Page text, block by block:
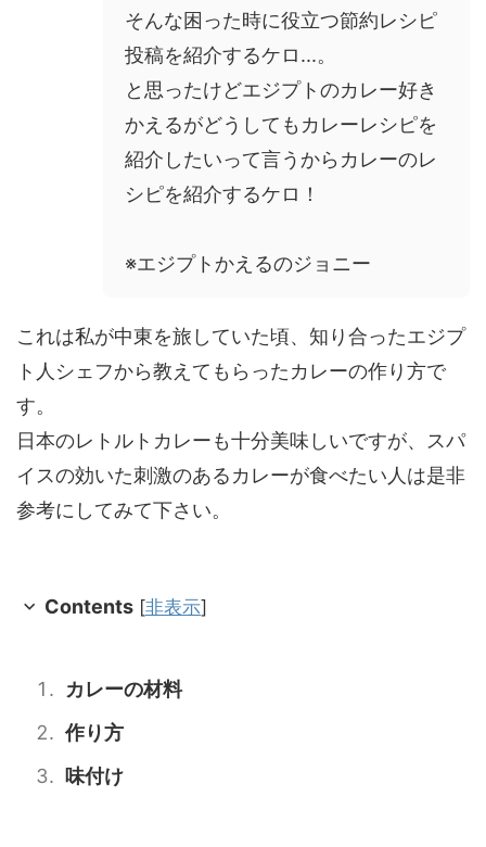
そんな困った時に役立つ節約レシピ
投稿を紹介するケロ...。
と思ったけどエジプトのカレー好き
かえるがどうしてもカレーレシピを
紹介したいって言うからカレーのレ
シピを紹介するケロ！
※エジプトかえるのジョニー
これは私が中東を旅していた頃、知り合ったエジプ
ト人シェフから教えてもらったカレーの作り方で
す。
日本のレトルトカレーも十分美味しいですが、スパ
イスの効いた刺激のあるカレーが食べたい人は是非
参考にしてみて下さい。
Contents [非表示]
カレーの材料
作り方
味付け